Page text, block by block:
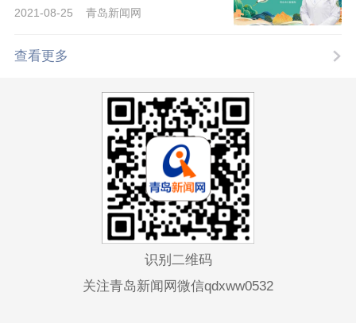
中...
2021-08-25 青岛新闻网
查看更多
识别二维码
关注青岛新闻网微信qdxww0532